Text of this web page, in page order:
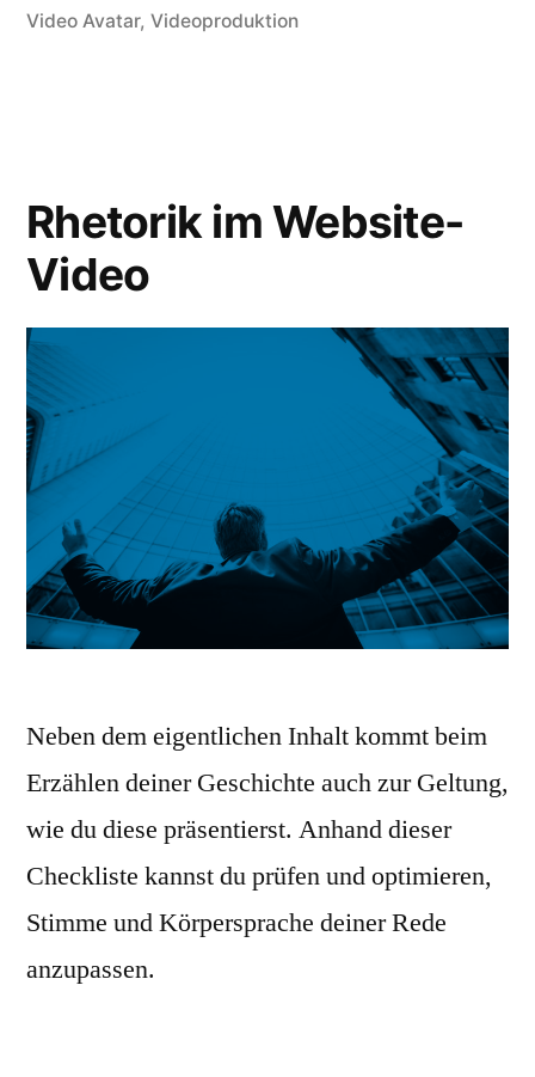
Video Avatar, Videoproduktion
Rhetorik im Website-
Video
Neben dem eigentlichen Inhalt kommt beim
Erzählen deiner Geschichte auch zur Geltung,
wie du diese präsentierst. Anhand dieser
Checkliste kannst du prüfen und optimieren,
Stimme und Körpersprache deiner Rede
anzupassen.